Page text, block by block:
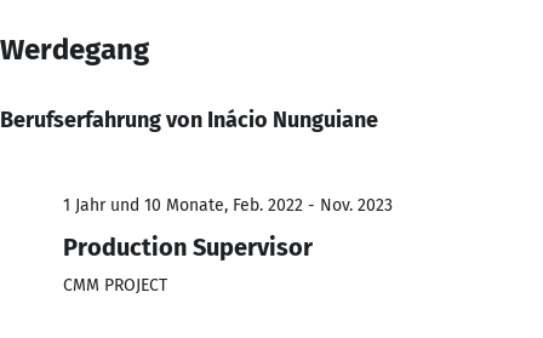
Werdegang
Berufserfahrung von Inácio Nunguiane
1 Jahr und 10 Monate, Feb. 2022 - Nov. 2023
Production Supervisor
CMM PROJECT